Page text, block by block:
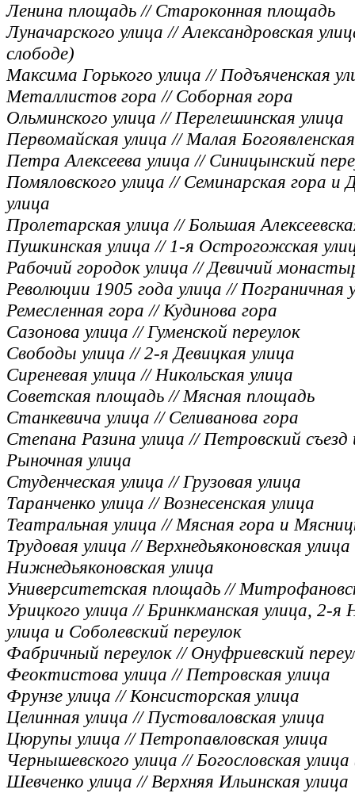
Ленина площадь // Староконная площадь
Луначарского улица // Александровская
слободе)
Максима Горького улица // Подъяченская
Металлистов гора // Соборная гора
Ольминского улица // Перелешинская улица
Первомайская улица // Малая
Петра Алексеева улица // Синицынский
Помяловского улица // Семинарская гора и
улица
Пролетарская улица // Большая
Пушкинская улица // 1-я Острогожская
Рабочий городок улица // Девичий
Революции 1905 года улица // Пограничная
Ремесленная гора // Кудинова гора
Сазонова улица // Гуменской переулок
Свободы улица // 2-я Девицкая улица
Сиреневая улица // Никольская улица
Советская площадь // Мясная площадь
Станкевича улица // Селиванова гора
Степана Разина улица // Петровский
Рыночная улица
Студенческая улица // Грузовая улица
Таранченко улица // Вознесенская улица
Театральная улица // Мясная гора и
Трудовая улица // Верхнедьяконовская улица
Нижнедьяконовская улица
Университетская площадь //
Урицкого улица // Бринкманская улица, 2-я
улица и Соболевский переулок
Фабричный переулок // Онуфриевский
Феоктистова улица // Петровская улица
Фрунзе улица // Консисторская улица
Целинная улица // Пустоваловская улица
Цюрупы улица // Петропавловская улица
Чернышевского улица // Богословская улица
Шевченко улица // Верхняя Ильинская улица